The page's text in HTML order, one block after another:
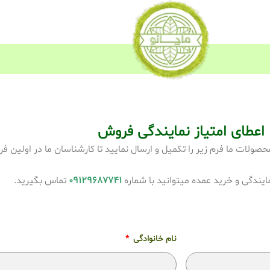
اعطای امتیاز نمایندگی فروش
ما فرم زیر را تکمیل و ارسال نمایید تا کارشناسان ما در
و خرید عمده میتوانید با شماره09129687741 تماس بگیرید.
نام خانوادگی